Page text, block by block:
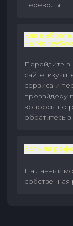
переводы.
Как выбрать
на
Перейдите в
сайте,
сервиса и
провайдеру
вопросы по
обратитесь
Есть ли
На данный